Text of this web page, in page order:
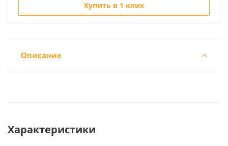
Купить в 1 клик
Описание
Характеристики